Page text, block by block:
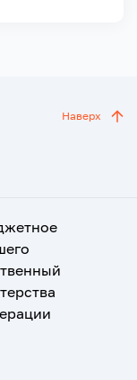
Наверх